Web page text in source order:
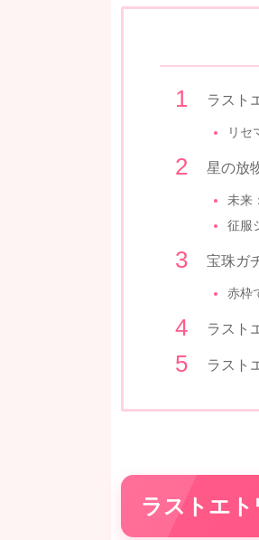
ラスト
リセ
星の放
未来
征服
宝珠ガ
赤枠
ラスト
ラスト
ラストエト